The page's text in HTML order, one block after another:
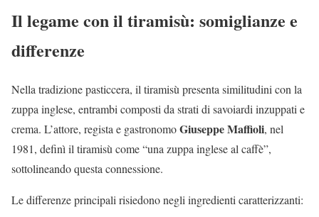
Il legame con il tiramisù: somiglianze e
differenze
Nella tradizione pasticcera, il tiramisù presenta similitudini con la
zuppa inglese, entrambi composti da strati di savoiardi inzuppati e
crema. L’attore, regista e gastronomoGiuseppe Maffioli, nel
1981, definì il tiramisù come “una zuppa inglese al caffè”,
sottolineando questa connessione.
Le differenze principali risiedono negli ingredienti caratterizzanti: